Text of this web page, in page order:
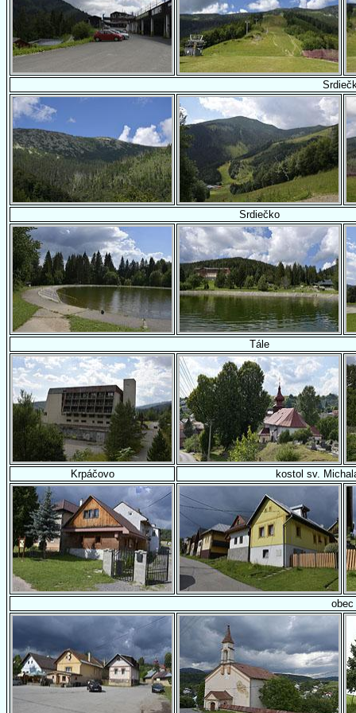
Srdiečko
Tále
Krpáčovo kostol sv.
obec